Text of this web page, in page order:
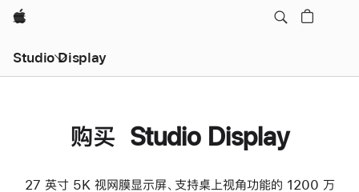
Apple
Studio Display
购买 Studio Display
27 英寸 5K 视网膜显示屏、支持桌上视角功能的 1200 万